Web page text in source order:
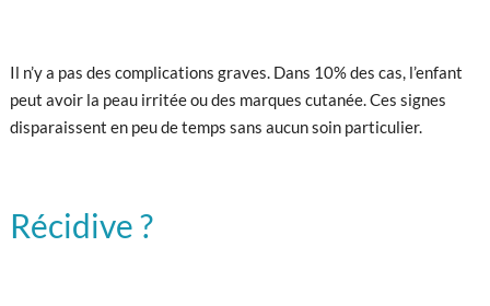
Il n’y a pas des complications graves. Dans 10% des cas, l’enfant
peut avoir la peau irritée ou des marques cutanée. Ces signes
disparaissent en peu de temps sans aucun soin particulier.
Récidive ?